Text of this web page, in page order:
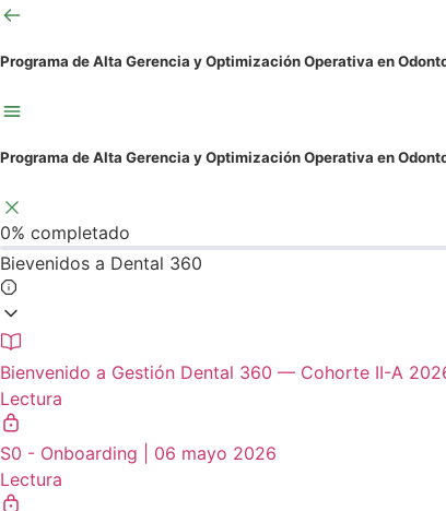
contenido
Programa de Alta Gerencia y Optimización Operativa en
Programa de Alta Gerencia y Optimización Operativa en
0% completado
Bievenidos a Dental 360
Bienvenido a Gestión Dental 360 — Cohorte II-A
Lectura
S0 - Onboarding | 06 mayo 2026
Lectura